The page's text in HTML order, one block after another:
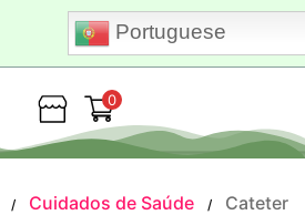
Portuguese
Loja
0
/ Cuidados de Saúde /
Cateter